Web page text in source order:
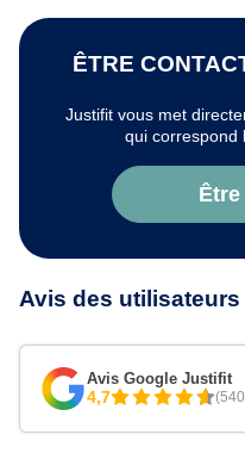
ÊTRE
Justifit vous met
qui correspond
Avis des
Avis Google Justifit
4,7